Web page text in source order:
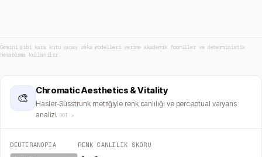
Gemini gibi kara kutu yapay zeka modelleri yerine akademik formüller ve deterministik
hesaplama kullanılır.
🎨
Chromatic Aesthetics & Vitality
Hasler-Süsstrunk metriğiyle renk canlılığı ve perceptual varyans
analizi. DOI ↗
DEUTERANOPIA RENK CANLILIK SKORU